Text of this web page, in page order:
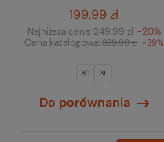
199,99 zł
Najniższa cena: 249,99 zł -20%
Cena katalogowa:329,99 zł -39%
30 31
Do porównania